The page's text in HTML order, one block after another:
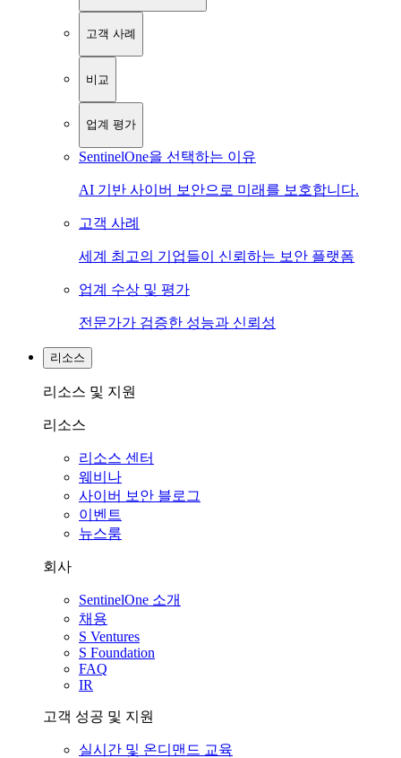
고객 사례
비교
업계 평가
SentinelOne을 선택하는 이유
AI 기반 사이버 보안으로 미래를 보호합니다.
고객 사례
세계 최고의 기업들이 신뢰하는 보안 플랫폼
업계 수상 및 평가
전문가가 검증한 성능과 신뢰성
리소스
리소스 및 지원
리소스
리소스 센터
웨비나
사이버 보안 블로그
이벤트
뉴스룸
회사
SentinelOne 소개
채용
S Ventures
S Foundation
FAQ
IR
고객 성공 및 지원
실시간 및 온디맨드 교육